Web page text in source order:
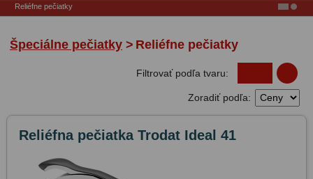
Reliéfne pečiatky
Špeciálne pečiatky> Reliéfne pečiatky
Filtrovať podľa tvaru:
Zoradiť podľa:
Reliéfna pečiatka Trodat Ideal 41